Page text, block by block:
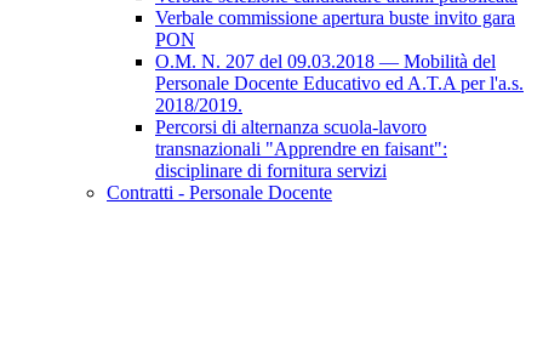
Verbale commissione apertura buste invito gara
PON
O.M. N. 207 del 09.03.2018 — Mobilità del
Personale Docente Educativo ed A.T.A per l'a.s.
2018/2019.
Percorsi di alternanza scuola-lavoro
transnazionali "Apprendre en faisant":
disciplinare di fornitura servizi
Contratti - Personale Docente